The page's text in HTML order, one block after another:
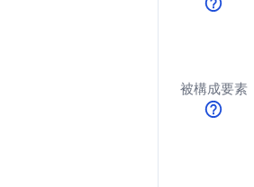
被構成要素